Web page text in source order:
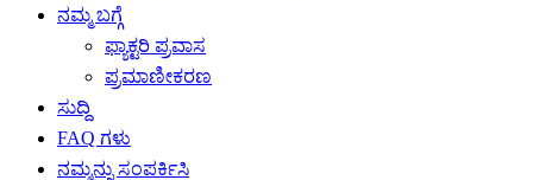
ನಮ್ಮ ಬಗ್ಗೆ
ಫ್ಯಾಕ್ಟರಿ ಪ್ರವಾಸ
ಪ್ರಮಾಣೀಕರಣ
ಸುದ್ದಿ
FAQ ಗಳು
ನಮ್ಮನ್ನು ಸಂಪರ್ಕಿಸಿ